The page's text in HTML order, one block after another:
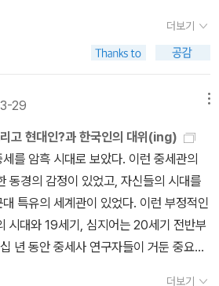
사람들의 이념에 대해 점검을 시도하는
는 극도로 언급을 회피하고 있으며 특정
있지는 않지만 우리 사회 구성원 개개인
볼 필요가 있는 문제들에 대해 꼼꼼히
람들의 의식에 내재한 정치적 성향들은
과 지역에 따라 전혀 다른 양상으로 나타
이거나 주변의 상황에 따라서만 결정되
과 인식의 전환점에 따라 보수와 진보는
조건이 진보적일 것 같은 사람도 보수적
단선적인 이야기들도 있
기 속에 이야기, 또 그 이야기 속에 이야기
이에 빠집니다. 헤어 나오기 힘들게 재밌
때 읽었던 기억도 나구요. 햐~ 이야기 추
스 하디 저, 김문숙 역, 열린책들, 2011
려움도 없이, 자신의 감정을 절대 속이지
감한 여인 테스의 이야기 09. '엠마 상',
, 열린책들, 201110. '엠마 하', 제인 오스틴
2011자기 잘난 맛에 사는 오지래퍼 엠마.
리만 짚지만, 결국 자기 사랑은 잘 찾는다
메 소세키 저, 윤상인 역, 민음사, 2003 한
더보기
29
고 현대인?과 한국인의 대위(ing)
를 암흑 시대로 보았다. 이런 중세관의
동경의 감정이 있었고, 자신들의 시대를
특유의 세계관이 있었다. 이런 부정적인
시대와 19세기, 심지어는 20세기 전반부
년 동안 중세사 연구자들이 거둔 중요한
더보기